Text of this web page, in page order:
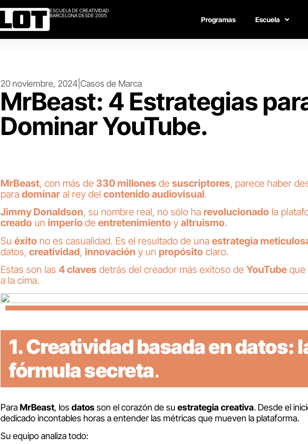
ESCUELA DE CREATIVIDAD
BARCELONA DESDE 2005
Programas Escuela
20 noviembre, 2024 Casos de Marca
MrBeast: 4 Estrategias
Dominar YouTube.
MrBeast, con más de 330 millones de suscriptores, parece haber
para dominar al rey del contenido audiovisual.
Jimmy Donaldson, su nombre real, no sólo ha revolucionado la
creado un imperio de entretenimiento y altruismo.
Su éxito no es casualidad. Es el resultado de una estrategia
datos, creatividad, innovación y un propósito claro.
Estas son las 4 claves detrás del creador más exitoso de YouTube que
a la cima.
1.Creatividad basada en datos:
fórmula secreta.
ParaMrBeast, los datosson el corazón de su estrategia creativa. Desde el
dedicado incontables horas a entender las métricas que mueven la plataforma.
Su equipo analiza todo: